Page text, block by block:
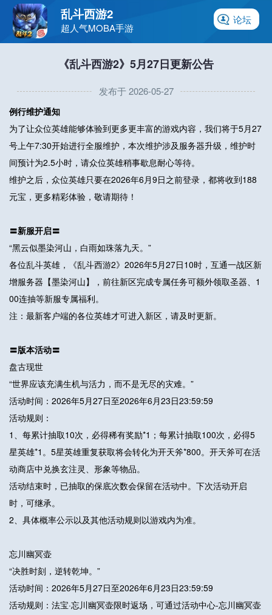
论坛
乱斗西游2
超人气MOBA手游
《乱斗西游2》5月27日更新公告
发布于 2026-05-27
例行维护通知
为了让众位英雄能够体验到更多更丰富的游戏内容，我们将于5月27
号上午7:30开始进行全服维护，本次维护涉及服务器升级，维护时
间预计为2.5小时，请众位英雄稍事歇息耐心等待。
维护之后，众位英雄只要在2026年6月9日之前登录，都将收到188
元宝，更多精彩体验，敬请期待！
〓新服开启〓
“黑云似墨染河山，白雨如珠落九天。”
各位乱斗英雄，《乱斗西游2》2026年5月27日10时，互通一战区新
增服务器【墨染河山】，前往新区完成专属任务可额外领取圣器、1
00连抽等新服专属福利。
注：最新客户端的各位英雄才可进入新区，请及时更新。
〓版本活动〓
盘古现世
“世界应该充满生机与活力，而不是无尽的灾难。”
活动时间：2026年5月27日至2026年6月23日23:59:59
活动规则：
1、每累计抽取10次，必得稀有奖励*1；每累计抽取100次，必得5
星英雄*1。5星英雄重复获取将会转化为开天斧*800。开天斧可在活
动商店中兑换玄注灵、形象等物品。
活动结束时，已抽取的保底次数会保留在活动中。下次活动开启
时，可继承。
2、具体概率公示以及其他活动规则以游戏内为准。
忘川幽冥壶
“决胜时刻，逆转乾坤。”
活动时间：2026年5月27日至2026年6月23日23:59:59
活动规则：法宝·忘川幽冥壶限时返场，可通过活动中心-忘川幽冥壶